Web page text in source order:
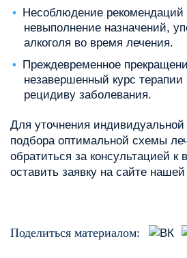
Несоблюдение рекомендаций
невыполнение назначений,
алкоголя во время лечения.
Преждевременное
незавершенный курс терапии
рецидиву заболевания.
Для уточнения
подбора оптимальной схемы
обратиться за консультацией к
оставить заявку на сайте
Поделиться материалом: